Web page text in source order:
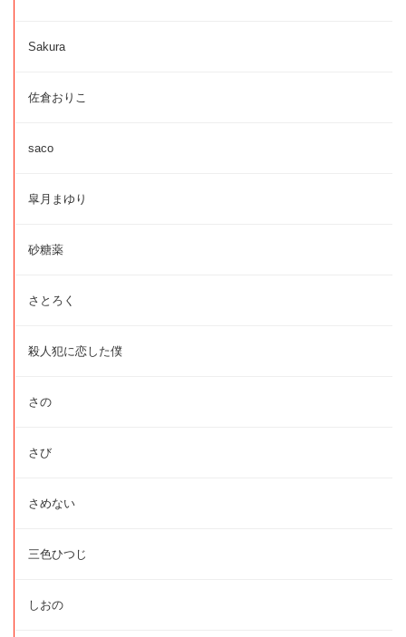
Sakura
佐倉おりこ
saco
皐月まゆり
砂糖薬
さとろく
殺人犯に恋した僕
さの
さび
さめない
三色ひつじ
しおの